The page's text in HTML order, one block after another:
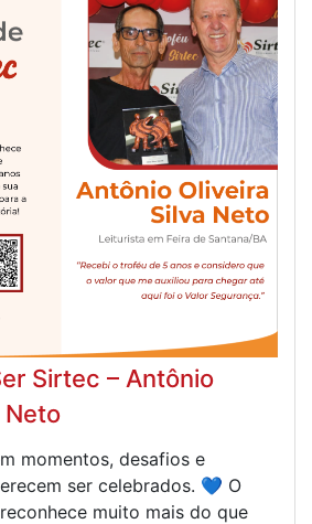
Sirtec – Antônio
Neto
momentos, desafios e
ser celebrados. 💙 O
muito mais do que